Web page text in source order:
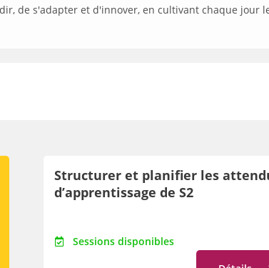
de s'adapter et d'innover, en cultivant chaque jour
Structurer et planifier les
d’apprentissage de S2
Sessions disponibles